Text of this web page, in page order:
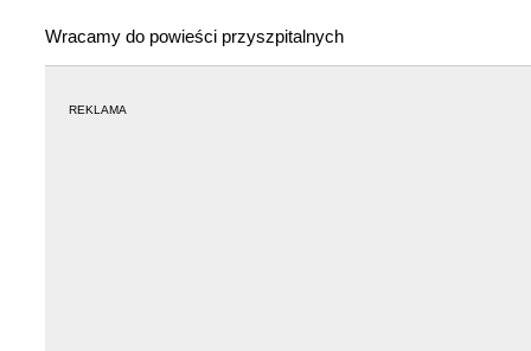
Wracamy do powieści przyszpitalnych
REKLAMA